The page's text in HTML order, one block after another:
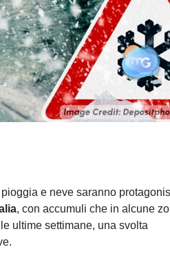
e neve saranno
, con accumuli che in alcune
ultime settimane, una svolta